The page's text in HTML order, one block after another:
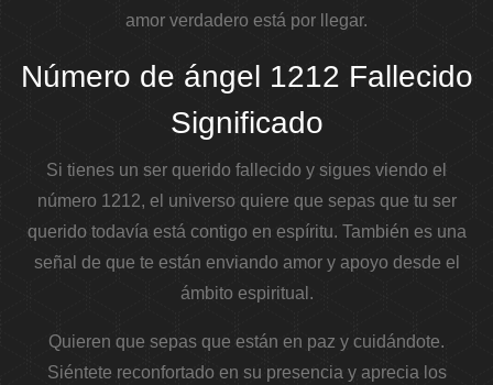
amor verdadero está por llegar.
Número de ángel 1212 Fallecido
Significado
Si tienes un ser querido fallecido y sigues viendo el
número 1212, el universo quiere que sepas que tu ser
querido todavía está contigo en espíritu. También es una
señal de que te están enviando amor y apoyo desde el
ámbito espiritual.
Quieren que sepas que están en paz y cuidándote.
Siéntete reconfortado en su presencia y aprecia los